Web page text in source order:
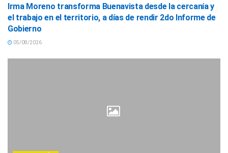
Irma Moreno transforma Buenavista desde la cercanía y
el trabajo en el territorio, a días de rendir 2do Informe de
Gobierno
05/08/2026